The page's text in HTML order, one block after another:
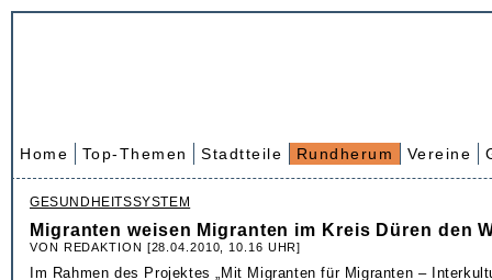
Home Top-Themen Stadtteile Rundherum Vereine
GESUNDHEITSSYSTEM
Migranten weisen Migranten im Kreis Düren den
VON REDAKTION [28.04.2010, 10.16 UHR]
Im Rahmen des Projektes „Mit Migranten für Migranten –